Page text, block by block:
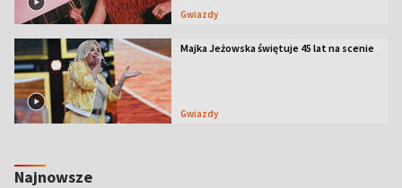
Gwiazdy
Majka Jeżowska świętuje 45 lat na scenie
Gwiazdy
Najnowsze